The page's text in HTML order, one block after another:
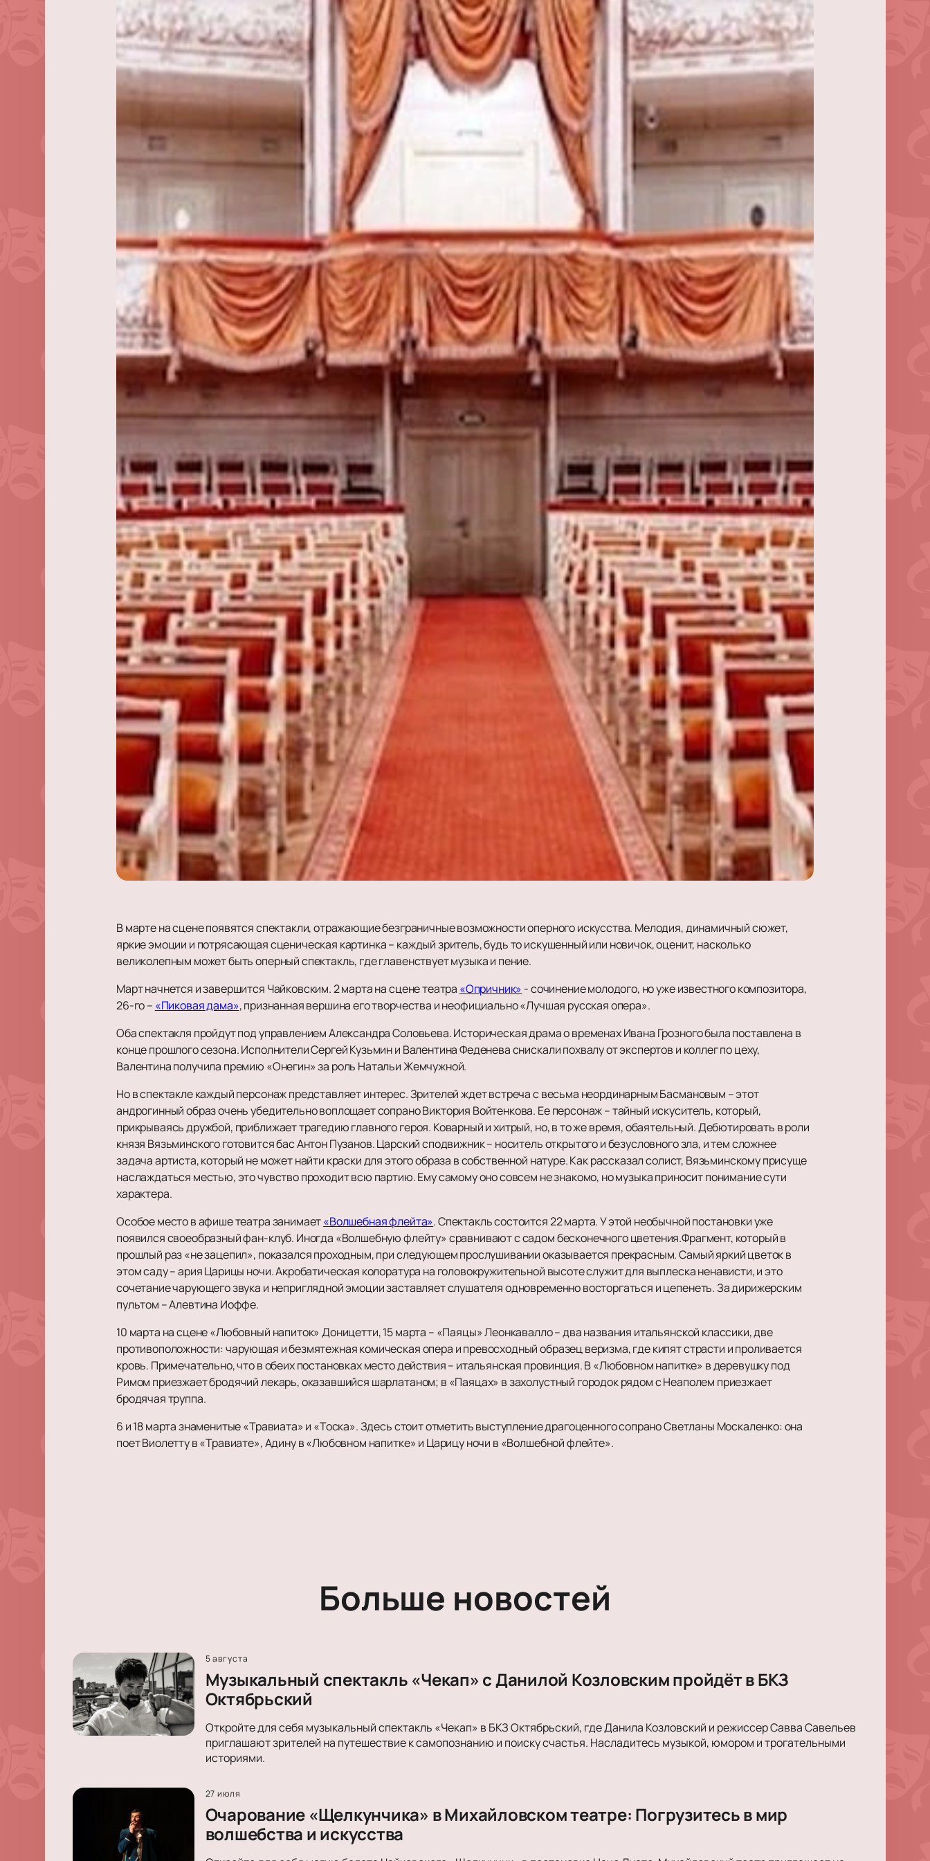
Рок-опера
Мелодрама
Экспериментальный театр
Детектив
Иммерсивный спектакль
В марте на сцене появятся спектакли, отражающие безграничные возможности оперного искусства. Мелодия, динамичный сюжет,
яркие эмоции и потрясающая сценическая картинка – каждый зритель, будь то искушенный или новичок, оценит, насколько
великолепным может быть оперный спектакль, где главенствует музыка и пение.
Март начнется и завершится Чайковским. 2 марта на сцене театра «Опричник» - сочинение молодого, но уже известного композитора,
26-го – «Пиковая дама», признанная вершина его творчества и неофициально «Лучшая русская опера».
Оба спектакля пройдут под управлением Александра Соловьева. Историческая драма о временах Ивана Грозного была поставлена в
конце прошлого сезона. Исполнители Сергей Кузьмин и Валентина Феденева снискали похвалу от экспертов и коллег по цеху,
Валентина получила премию «Онегин» за роль Натальи Жемчужной.
Но в спектакле каждый персонаж представляет интерес. Зрителей ждет встреча с весьма неординарным Басмановым – этот
андрогинный образ очень убедительно воплощает сопрано Виктория Войтенкова. Ее персонаж – тайный искуситель, который,
прикрываясь дружбой, приближает трагедию главного героя. Коварный и хитрый, но, в то же время, обаятельный. Дебютировать в роли
князя Вязьминского готовится бас Антон Пузанов. Царский сподвижник – носитель открытого и безусловного зла, и тем сложнее
задача артиста, который не может найти краски для этого образа в собственной натуре. Как рассказал солист, Вязьминскому присуще
наслаждаться местью, это чувство проходит всю партию. Ему самому оно совсем не знакомо, но музыка приносит понимание сути
характера.
Особое место в афише театра занимает«Волшебная флейта». Спектакль состоится 22 марта. У этой необычной постановки уже
появился своеобразный фан-клуб. Иногда «Волшебную флейту» сравнивают с садом бесконечного цветения.Фрагмент, который в
прошлый раз «не зацепил», показался проходным, при следующем прослушивании оказывается прекрасным. Самый яркий цветок в
этом саду – ария Царицы ночи. Акробатическая колоратура на головокружительной высоте служит для выплеска ненависти, и это
сочетание чарующего звука и неприглядной эмоции заставляет слушателя одновременно восторгаться и цепенеть. За дирижерским
пультом – Алевтина Иоффе.
10 марта на сцене «Любовный напиток» Доницетти, 15 марта – «Паяцы» Леонкавалло – два названия итальянской классики, две
противоположности: чарующая и безмятежная комическая опера и превосходный образец веризма, где кипят страсти и проливается
кровь. Примечательно, что в обеих постановках место действия – итальянская провинция. В «Любовном напитке» в деревушку под
Римом приезжает бродячий лекарь, оказавшийся шарлатаном; в «Паяцах» в захолустный городок рядом с Неаполем приезжает
бродячая труппа.
6 и 18 марта знаменитые «Травиата» и «Тоска». Здесь стоит отметить выступление драгоценного сопрано Светланы Москаленко: она
поет Виолетту в «Травиате», Адину в «Любовном напитке» и Царицу ночи в «Волшебной флейте».
Больше новостей
5 августа
Музыкальный спектакль «Чекап» с Данилой Козловским пройдёт в БКЗ
Октябрьский
Откройте для себя музыкальный спектакль «Чекап» в БКЗ Октябрьский, где Данила Козловский и режиссер Савва Савельев
приглашают зрителей на путешествие к самопознанию и поиску счастья. Насладитесь музыкой, юмором и трогательными
историями.
27 июля
Очарование «Щелкунчика» в Михайловском театре: Погрузитесь в мир
волшебства и искусства